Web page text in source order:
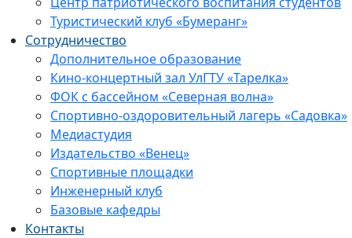
Туристический клуб «Бумеранг»
Сотрудничество
Дополнительное образование
Кино-концертный зал УлГТУ «Тарелка»
ФОК с бассейном «Северная волна»
Спортивно-оздоровительный лагерь «Садовка»
Медиастудия
Издательство «Венец»
Спортивные площадки
Инженерный клуб
Базовые кафедры
Контакты